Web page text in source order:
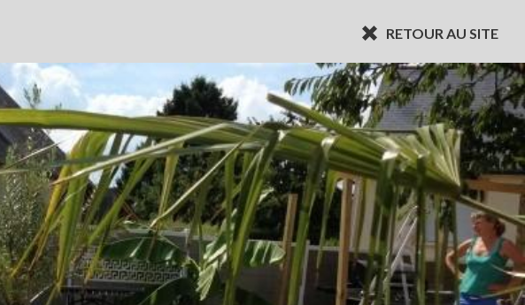
RETOUR AU SITE